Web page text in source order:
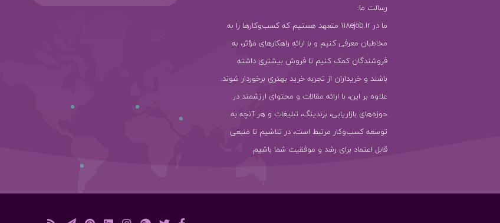
رسالت ما:
ما در 118ejob.ir متعهد هستیم که کسب‌وکارها را به
مخاطبان معرفی کنیم و با ارائه راهکارهای مؤثر، به
فروشندگان کمک کنیم تا فروش بیشتری داشته
باشند و خریداران از تجربه خرید بهتری برخوردار شوند.
علاوه بر این، با ارائه مقالات و محتوای ارزشمند در
حوزه‌های بازاریابی، برندینگ، تبلیغات و هر آنچه به
توسعه کسب‌وکار مرتبط است، در تلاشیم تا منبعی
قابل اعتماد برای رشد و موفقیت شما باشیم.